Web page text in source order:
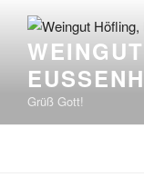
Inhalt
springen
Grüß Gott!